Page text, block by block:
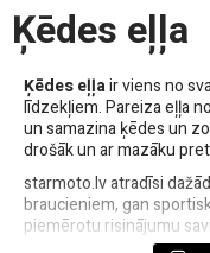
Ķēdes eļļa
Ķēdes eļļair viens no
līdzekļiem. Pareiza eļļa
un samazina ķēdes un
drošāk un ar mazāku
starmoto.lv atradīsi
braucieniem, gan
piemērotu risinājumu